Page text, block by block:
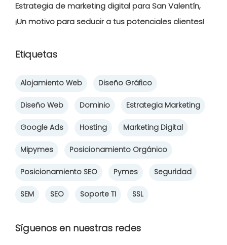
Estrategia de marketing digital para San Valentín,
¡Un motivo para seducir a tus potenciales clientes!
Etiquetas
Alojamiento Web Diseño Gráfico
Diseño Web Dominio Estrategia Marketing
Google Ads Hosting Marketing Digital
Mipymes Posicionamiento Orgánico
Posicionamiento SEO Pymes Seguridad
SEM SEO Soporte TI SSL
Síguenos en nuestras redes